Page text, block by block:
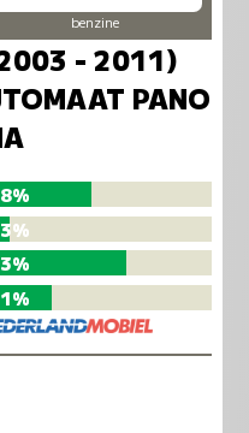
benzine
- 2011)
PANO